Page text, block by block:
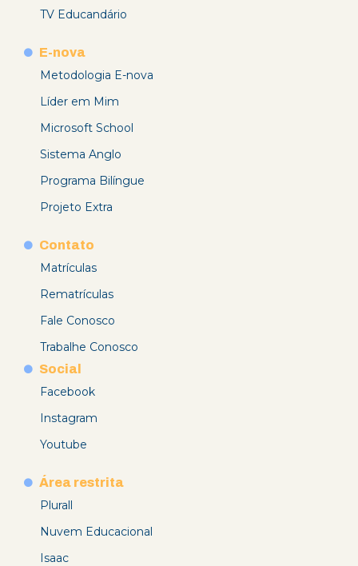
TV Educandário
E-nova
Metodologia E-nova
Líder em Mim
Microsoft School
Sistema Anglo
Programa Bilíngue
Projeto Extra
Contato
Matrículas
Rematrículas
Fale Conosco
Trabalhe Conosco
Social
Facebook
Instagram
Youtube
Área restrita
Plurall
Nuvem Educacional
Isaac